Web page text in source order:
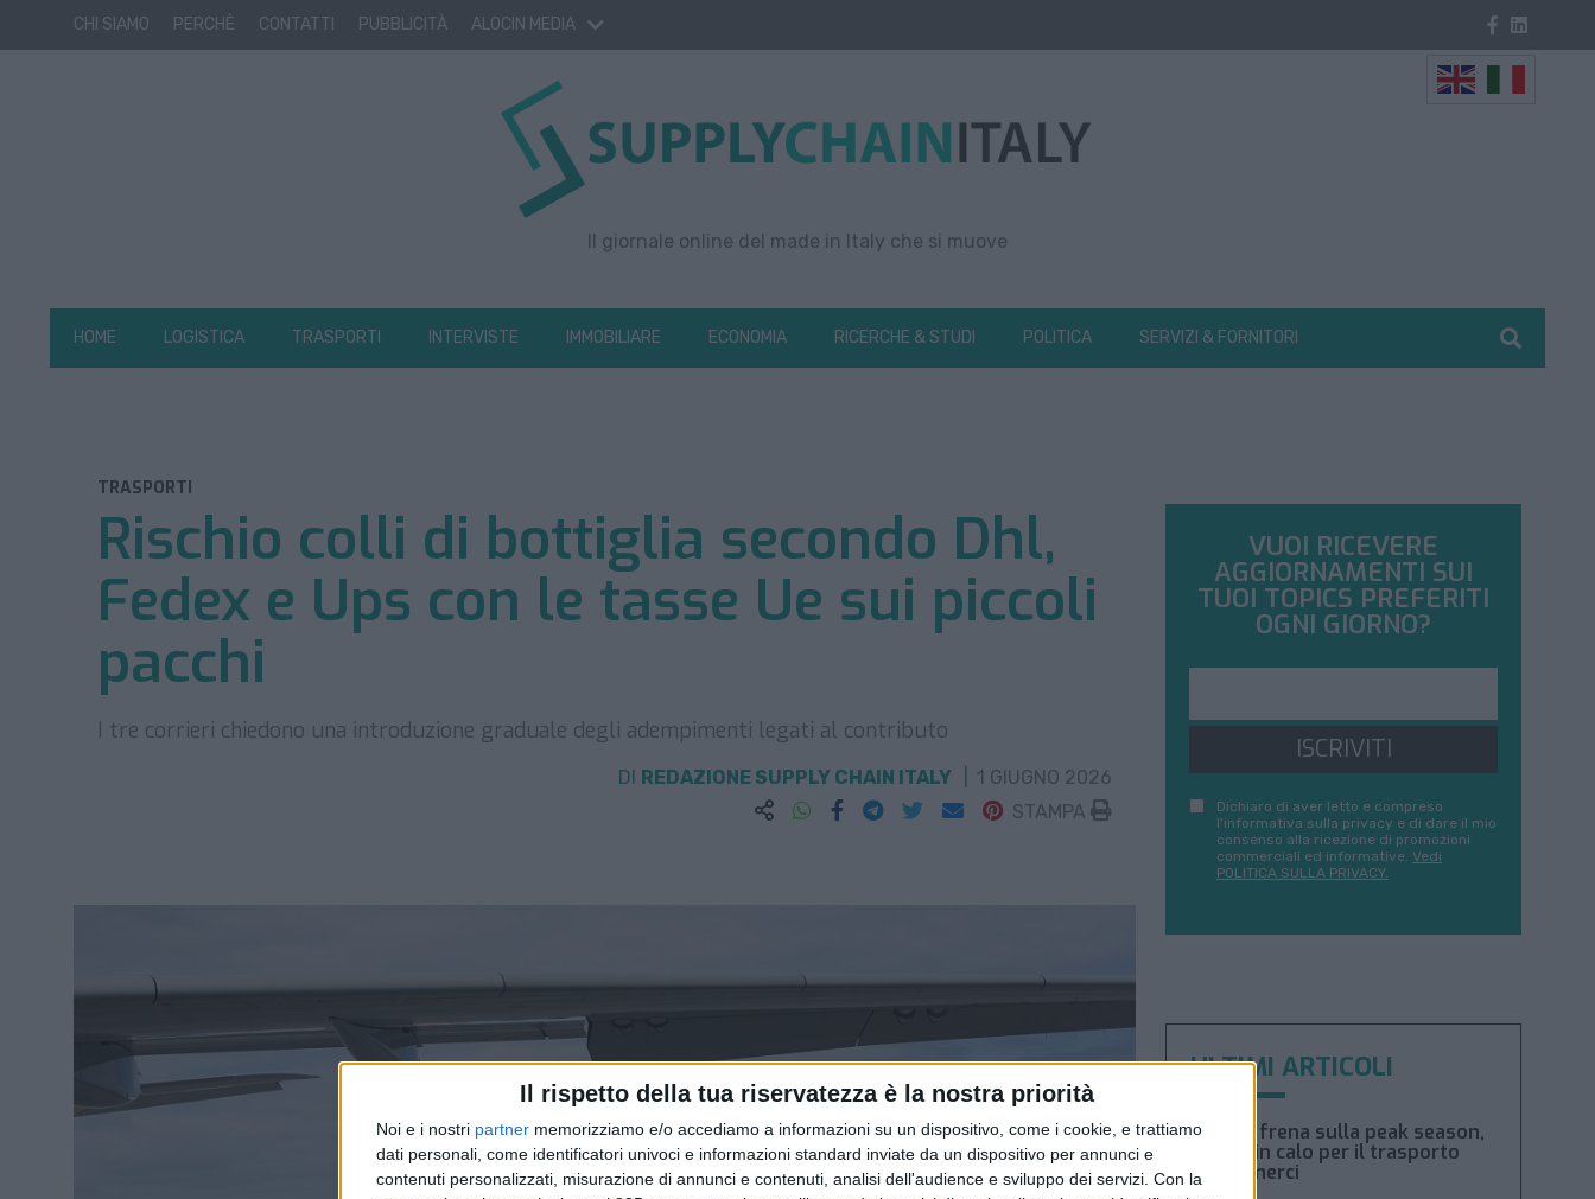
Il rispetto della tua riservatezza è la nostra priorità
Noi e i nostri partner memorizziamo e/o accediamo a informazioni su un dispositivo, come i cookie, e trattiamo
dati personali, come identificatori univoci e informazioni standard inviate da un dispositivo per annunci e
contenuti personalizzati, misurazione di annunci e contenuti, analisi dell'audience e sviluppo dei servizi. Con la
CHI SIAMO PERCHÈ CONTATTI PUBBLICITÀ ALOCIN MEDIA
Il giornale online del made in Italy che si muove
HOME LOGISTICA TRASPORTI INTERVISTE IMMOBILIARE ECONOMIA RICERCHE & STUDI POLITICA SERVIZI & FORNITORI
TRASPORTI
Rischio colli di bottiglia secondo Dhl,
Fedex e Ups con le tasse Ue sui piccoli
pacchi
I tre corrieri chiedono una introduzione graduale degli adempimenti legati al contributo
DI REDAZIONE SUPPLY CHAIN ITALY
1 GIUGNO 2026
STAMPA
VUOI RICEVERE
AGGIORNAMENTI SUI
TUOI TOPICS PREFERITI
OGNI GIORNO?
ISCRIVITI
Dichiaro di aver letto e compreso
l'informativa sulla privacy e di dare il mio
consenso alla ricezione di promozioni
commerciali ed informative. Vedi
POLITICA SULLA PRIVACY.
ULTIMI ARTICOLI
Xeneta frena sulla peak season,
tariffe in calo per il trasporto
aereo merci